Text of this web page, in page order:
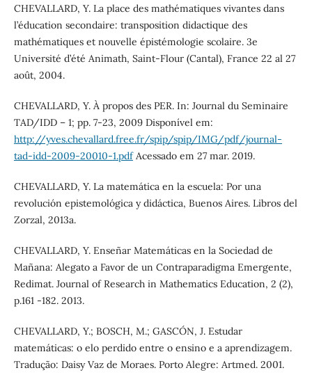
CHEVALLARD, Y. La place des mathématiques vivantes dans
l’éducation secondaire: transposition didactique des
mathématiques et nouvelle épistémologie scolaire. 3e
Université d’été Animath, Saint-Flour (Cantal), France 22 al 27
août, 2004.
CHEVALLARD, Y. À propos des PER. In: Journal du Seminaire
TAD/IDD – 1; pp. 7-23, 2009 Disponível em:
http://yves.chevallard.free.fr/spip/spip/IMG/pdf/journal-
tad-idd-2009-20010-1.pdfAcessado em 27 mar. 2019.
CHEVALLARD, Y. La matemática en la escuela: Por una
revolución epistemológica y didáctica, Buenos Aires. Libros del
Zorzal, 2013a.
CHEVALLARD, Y. Enseñar Matemáticas en la Sociedad de
Mañana: Alegato a Favor de un Contraparadigma Emergente,
Redimat. Journal of Research in Mathematics Education, 2 (2),
p.161 -182. 2013.
CHEVALLARD, Y.; BOSCH, M.; GASCÓN, J. Estudar
matemáticas: o elo perdido entre o ensino e a aprendizagem.
Tradução: Daisy Vaz de Moraes. Porto Alegre: Artmed. 2001.